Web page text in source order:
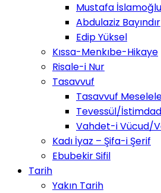
Mustafa İslamoğlu
Abdulaziz Bayındır
Edip Yüksel
Kıssa-Menkıbe-Hikaye
Risale-i Nur
Tasavvuf
Tasavvuf
Tevessül/İstimdad
Vahdet-i Vücud/
Kadı İyaz – Şifa-i Şerif
Ebubekir Sifil
Tarih
Yakın Tarih